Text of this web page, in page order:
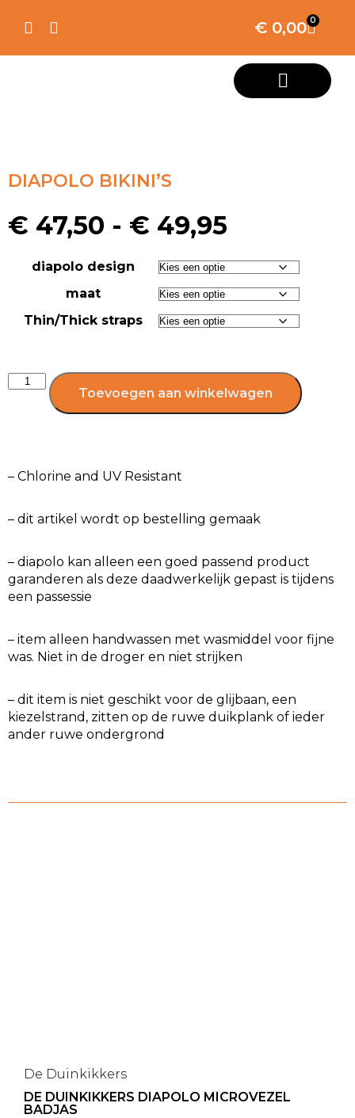
€ 0,00 0
DIAPOLO BIKINI’S
€ 47,50 - € 49,95
diapolo design
maat
Thin/Thick straps
Toevoegen aan winkelwagen
– Chlorine and UV Resistant
– dit artikel wordt op bestelling gemaak
– diapolo kan alleen een goed passend product
garanderen als deze daadwerkelijk gepast is tijdens
een passessie
– item alleen handwassen met wasmiddel voor fijne
was. Niet in de droger en niet strijken
– dit item is niet geschikt voor de glijbaan, een
kiezelstrand, zitten op de ruwe duikplank of ieder
ander ruwe ondergrond
De Duinkikkers
DE DUINKIKKERS DIAPOLO MICROVEZEL
BADJAS